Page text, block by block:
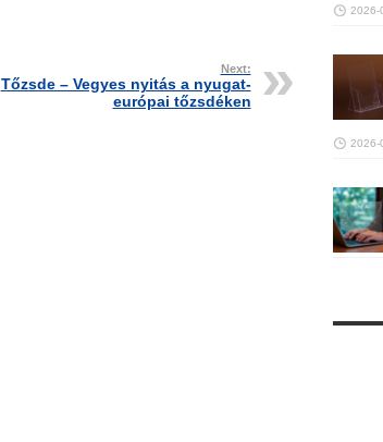
Next:
Tőzsde – Vegyes nyitás a nyugat-
európai tőzsdéken
2026-
2026-